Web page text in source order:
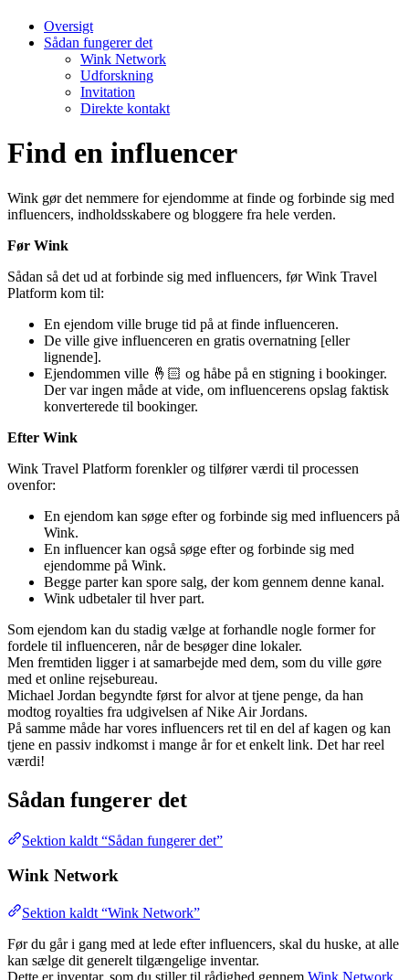
Oversigt
Sådan fungerer det
Wink Network
Udforskning
Invitation
Direkte kontakt
Find en influencer
Wink gør det nemmere for ejendomme at finde og forbinde sig med
influencers, indholdsskabere og bloggere fra hele verden.
Før Wink
Sådan så det ud at forbinde sig med influencers, før Wink Travel
Platform kom til:
En ejendom ville bruge tid på at finde influenceren.
De ville give influenceren en gratis overnatning [eller
lignende].
Ejendommen ville 🤞🏻 og håbe på en stigning i bookinger.
Der var ingen måde at vide, om influencerens opslag faktisk
konverterede til bookinger.
Efter Wink
Wink Travel Platform forenkler og tilfører værdi til processen
ovenfor:
En ejendom kan søge efter og forbinde sig med influencers på
Wink.
En influencer kan også søge efter og forbinde sig med
ejendomme på Wink.
Begge parter kan spore salg, der kom gennem denne kanal.
Wink udbetaler til hver part.
Som ejendom kan du stadig vælge at forhandle nogle former for
fordele til influenceren, når de besøger dine lokaler.
Men fremtiden ligger i at samarbejde med dem, som du ville gøre
med et online rejsebureau.
Michael Jordan begyndte først for alvor at tjene penge, da han
modtog royalties fra udgivelsen af Nike Air Jordans.
På samme måde har vores influencers ret til en del af kagen og kan
tjene en passiv indkomst i mange år for et enkelt link. Det har reel
værdi!
Sådan fungerer det
Sektion kaldt “Sådan fungerer det”
Wink Network
Sektion kaldt “Wink Network”
Før du går i gang med at lede efter influencers, skal du huske, at alle
kan sælge dit generelt tilgængelige inventar.
Dette er inventar, som du stiller til rådighed gennem Wink Network